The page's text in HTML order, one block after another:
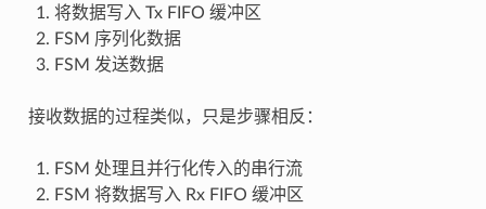
将数据写入 Tx FIFO 缓冲区
FSM 序列化数据
FSM 发送数据
接收数据的过程类似，只是步骤相反：
FSM 处理且并行化传入的串行流
FSM 将数据写入 Rx FIFO 缓冲区